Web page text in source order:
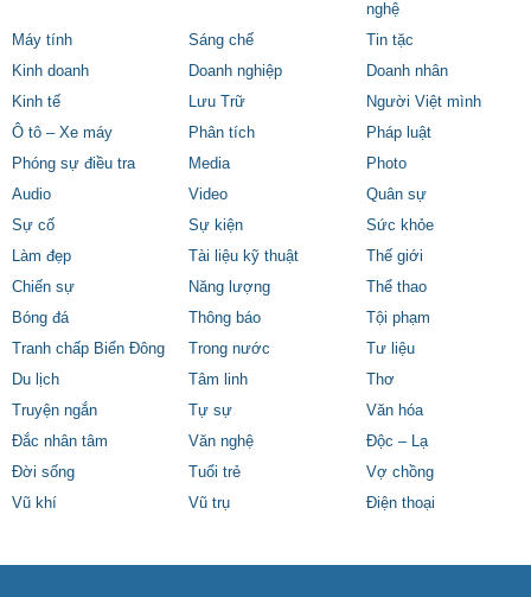
nghệ
Máy tính
Sáng chế
Tin tặc
Kinh doanh
Doanh nghiệp
Doanh nhân
Kinh tế
Lưu Trữ
Người Việt mình
Ô tô – Xe máy
Phân tích
Pháp luật
Phóng sự điều tra
Media
Photo
Audio
Video
Quân sự
Sự cố
Sự kiện
Sức khỏe
Làm đẹp
Tài liệu kỹ thuật
Thế giới
Chiến sự
Năng lượng
Thể thao
Bóng đá
Thông báo
Tội phạm
Tranh chấp Biển Đông
Trong nước
Tư liệu
Du lịch
Tâm linh
Thơ
Truyện ngắn
Tự sự
Văn hóa
Đắc nhân tâm
Văn nghệ
Độc – Lạ
Đời sống
Tuổi trẻ
Vợ chồng
Vũ khí
Vũ trụ Điện thoại